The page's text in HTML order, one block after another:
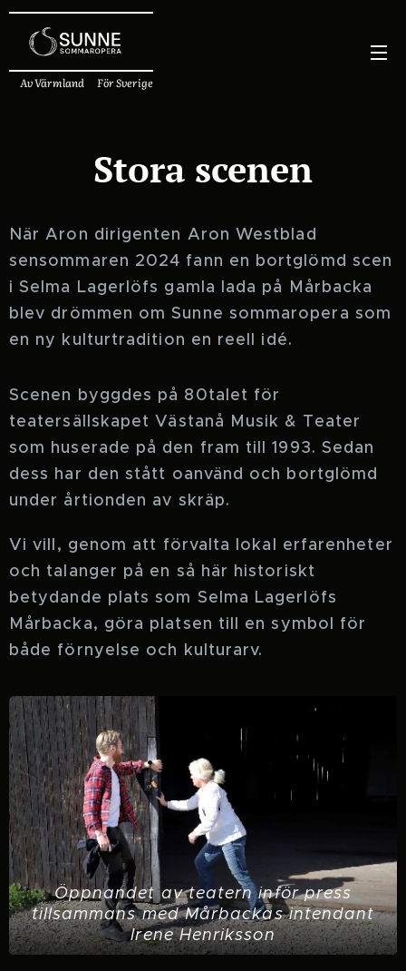
Av Värmland För Sverige
Stora scenen
När Aron dirigenten Aron Westblad
sensommaren 2024 fann en bortglömd scen
i Selma Lagerlöfs gamla lada på Mårbacka
blev drömmen om Sunne sommaropera som
en ny kulturtradition en reell idé.
Scenen byggdes på 80talet för
teatersällskapet Västanå Musik & Teater
som huserade på den fram till 1993. Sedan
dess har den stått oanvänd och bortglömd
under årtionden av skräp.
Vi vill, genom att förvalta lokal erfarenheter
och talanger på en så här historiskt
betydande plats som Selma Lagerlöfs
Mårbacka, göra platsen till en symbol för
både förnyelse och kulturarv.
Öppnandet av teatern inför press
tillsammans med Mårbackas intendant
Irene Henriksson